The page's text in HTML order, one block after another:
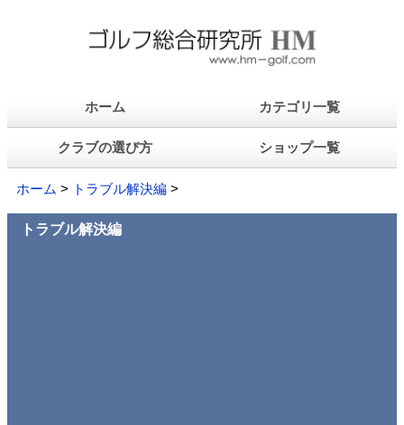
ホーム カテゴリ一覧
クラブの選び方 ショップ一覧
ホーム > トラブル解決編 >
トラブル解決編